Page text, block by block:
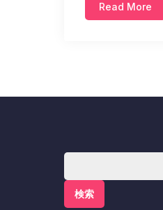
Read More
索: